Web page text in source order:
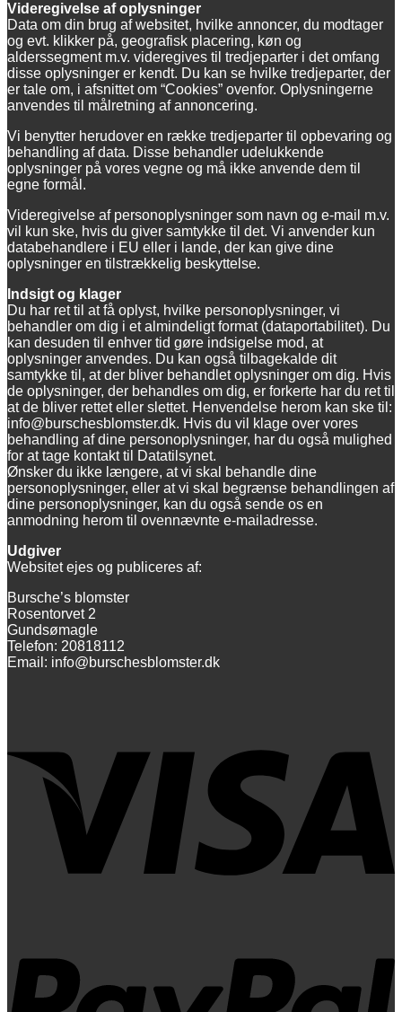
Videregivelse af oplysninger
Data om din brug af websitet, hvilke annoncer, du modtager
og evt. klikker på, geografisk placering, køn og
alderssegment m.v. videregives til tredjeparter i det omfang
disse oplysninger er kendt. Du kan se hvilke tredjeparter, der
er tale om, i afsnittet om “Cookies” ovenfor. Oplysningerne
anvendes til målretning af annoncering.
Vi benytter herudover en række tredjeparter til opbevaring og
behandling af data. Disse behandler udelukkende
oplysninger på vores vegne og må ikke anvende dem til
egne formål.
Videregivelse af personoplysninger som navn og e-mail m.v.
vil kun ske, hvis du giver samtykke til det. Vi anvender kun
databehandlere i EU eller i lande, der kan give dine
oplysninger en tilstrækkelig beskyttelse.
Indsigt og klager
Du har ret til at få oplyst, hvilke personoplysninger, vi
behandler om dig i et almindeligt format (dataportabilitet). Du
kan desuden til enhver tid gøre indsigelse mod, at
oplysninger anvendes. Du kan også tilbagekalde dit
samtykke til, at der bliver behandlet oplysninger om dig. Hvis
de oplysninger, der behandles om dig, er forkerte har du ret til
at de bliver rettet eller slettet. Henvendelse herom kan ske til:
info@burschesblomster.dk. Hvis du vil klage over vores
behandling af dine personoplysninger, har du også mulighed
for at tage kontakt til Datatilsynet.
Ønsker du ikke længere, at vi skal behandle dine
personoplysninger, eller at vi skal begrænse behandlingen af
dine personoplysninger, kan du også sende os en
anmodning herom til ovennævnte e-mailadresse.
Udgiver
Websitet ejes og publiceres af:
Bursche’s blomster
Rosentorvet 2
Gundsømagle
Telefon: 20818112
Email: info@burschesblomster.dk